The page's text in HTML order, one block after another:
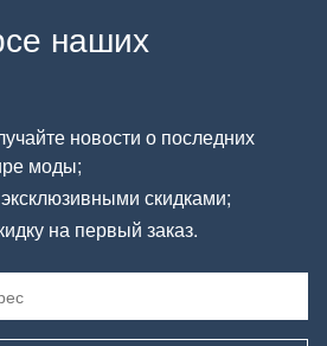
наших
новости о последних
моды;
скидками;
на первый заказ.